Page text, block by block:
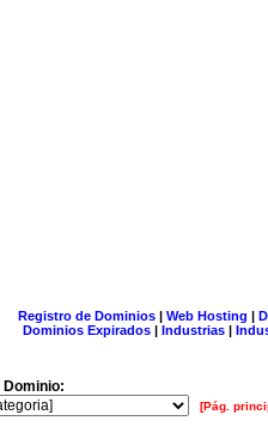
Registro de Dominios| Web Hosting |
Dominios Expirados | Industrias |
[Pág.